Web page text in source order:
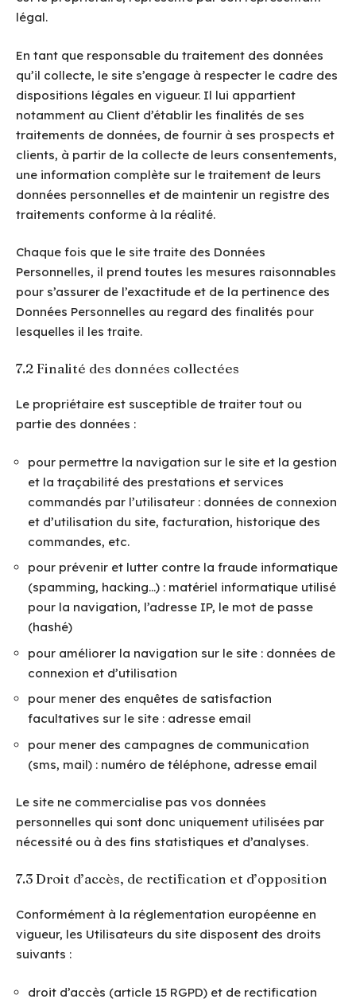
légal.
En tant que responsable du traitement des données
qu’il collecte, le site s’engage à respecter le cadre des
dispositions légales en vigueur. Il lui appartient
notamment au Client d’établir les finalités de ses
traitements de données, de fournir à ses prospects et
clients, à partir de la collecte de leurs consentements,
une information complète sur le traitement de leurs
données personnelles et de maintenir un registre des
traitements conforme à la réalité.
Chaque fois que le site traite des Données
Personnelles, il prend toutes les mesures raisonnables
pour s’assurer de l’exactitude et de la pertinence des
Données Personnelles au regard des finalités pour
lesquelles il les traite.
7.2 Finalité des données collectées
Le propriétaire est susceptible de traiter tout ou
partie des données :
pour permettre la navigation sur le site et la gestion
et la traçabilité des prestations et services
commandés par l’utilisateur : données de connexion
et d’utilisation du site, facturation, historique des
commandes, etc.
pour prévenir et lutter contre la fraude informatique
(spamming, hacking…) : matériel informatique utilisé
pour la navigation, l’adresse IP, le mot de passe
(hashé)
pour améliorer la navigation sur le site : données de
connexion et d’utilisation
pour mener des enquêtes de satisfaction
facultatives sur le site : adresse email
pour mener des campagnes de communication
(sms, mail) : numéro de téléphone, adresse email
Le site ne commercialise pas vos données
personnelles qui sont donc uniquement utilisées par
nécessité ou à des fins statistiques et d’analyses.
7.3 Droit d’accès, de rectification et d’opposition
Conformément à la réglementation européenne en
vigueur, les Utilisateurs du site disposent des droits
suivants :
droit d’accès (article 15 RGPD) et de rectification